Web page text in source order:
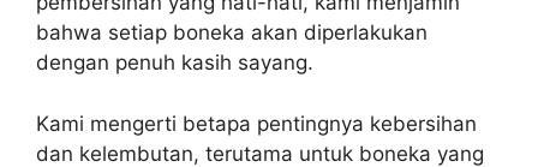
bahwa setiap boneka akan diperlakukan
dengan penuh kasih sayang.
Kami mengerti betapa pentingnya kebersihan
dan kelembutan, terutama untuk boneka yang